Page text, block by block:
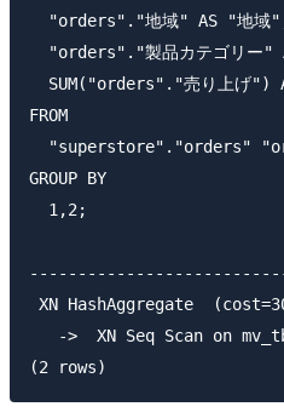
"orders"."地域" AS "地域
"orders"."製品カテゴリー"
SUM("orders"."売り上げ")
FROM
"superstore"."orders"
GROUP BY
  1,2;
XN HashAggregate
->  XN Seq Scan on